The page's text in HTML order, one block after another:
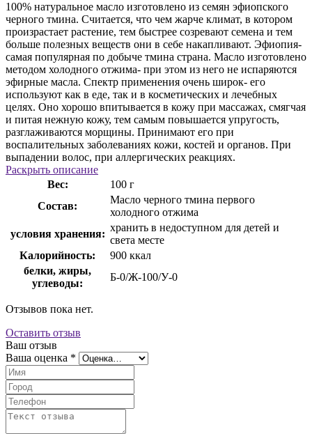
100% натуральное масло изготовлено из семян эфиопского
черного тмина. Считается, что чем жарче климат, в котором
произрастает растение, тем быстрее созревают семена и тем
больше полезных веществ они в себе накапливают. Эфиопия-
самая популярная по добыче тмина страна. Масло изготовлено
методом холодного отжима- при этом из него не испаряются
эфирные масла. Спектр применения очень широк- его
используют как в еде, так и в косметических и лечебных
целях. Оно хорошо впитывается в кожу при массажах, смягчая
и питая нежную кожу, тем самым повышается упругость,
разглаживаются морщины. Принимают его при
воспалительных заболеваниях кожи, костей и органов. При
выпадении волос, при аллергических реакциях.
Раскрыть описание
Вес:
100 г
Состав:
Масло черного тмина первого
холодного отжима
условия хранения:
хранить в недоступном для детей и
света месте
Калорийность:
900 ккал
белки, жиры,
углеводы:
Б-0/Ж-100/У-0
Отзывов пока нет.
Оставить отзыв
Ваш отзыв
Ваша оценка *